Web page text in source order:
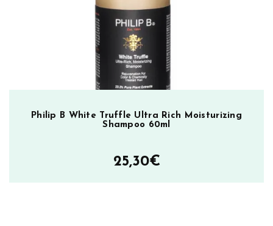
Philip B White Truffle Ultra Rich Moisturizing
Shampoo 60ml
25,30€